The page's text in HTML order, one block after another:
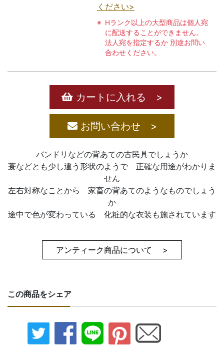
ください>
Hランク以上の大型商品は個人宛
に配送することができません。
法人宛を指定するか 別途お問い
合わせください。
カートに入れる >
お問い合わせ >
バンドリなどの背あての古民具でしょうか
蓑などとも少し違う形状のようで 正確な用途がわかりま
せん
左右対称なことから 家畜の背あてのようなものでしょう
か
途中で色が変わっている 化粧的な衣装も施されています
アンティーク商品について >
この商品をシェア